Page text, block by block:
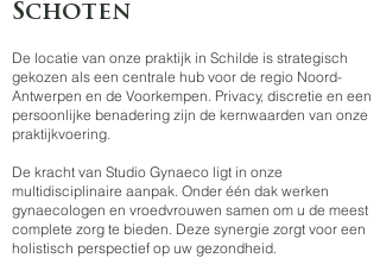
Schoten
De locatie van onze praktijk in Schilde is strategisch
gekozen als een centrale hub voor de regio Noord-
Antwerpen en de Voorkempen. Privacy, discretie en een
persoonlijke benadering zijn de kernwaarden van onze
praktijkvoering.
De kracht van Studio Gynaeco ligt in onze
multidisciplinaire aanpak. Onder één dak werken
gynaecologen en vroedvrouwen samen om u de meest
complete zorg te bieden. Deze synergie zorgt voor een
holistisch perspectief op uw gezondheid.